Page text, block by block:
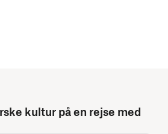
kultur på en rejse med